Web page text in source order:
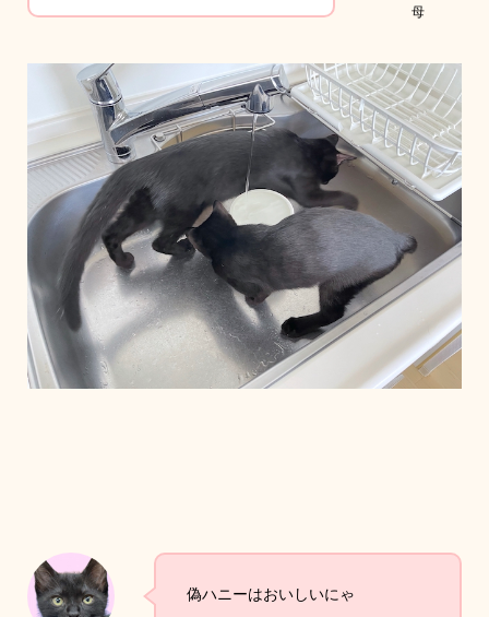
母
偽ハニーはおいしいにゃ